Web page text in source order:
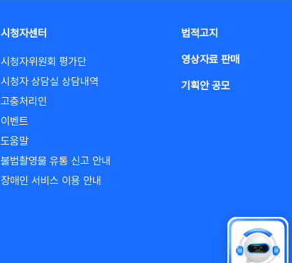
시청자센터
시청자위원회 평가단
시청자 상담실 상담내역
고충처리인
이벤트
도움말
불법촬영물 유통 신고 안내
장애인 서비스 이용 안내
법적고지
영상자료 판매
기획안 공모